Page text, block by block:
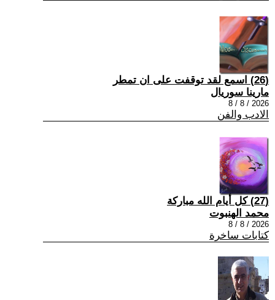
(26) اسمع لقد توقفت على ان تمطر
مارينا سوريال
2026 / 8 / 8
الادب والفن
(27) كل أيام الله مباركة
محمد الهنبوت
2026 / 8 / 8
كتابات ساخرة